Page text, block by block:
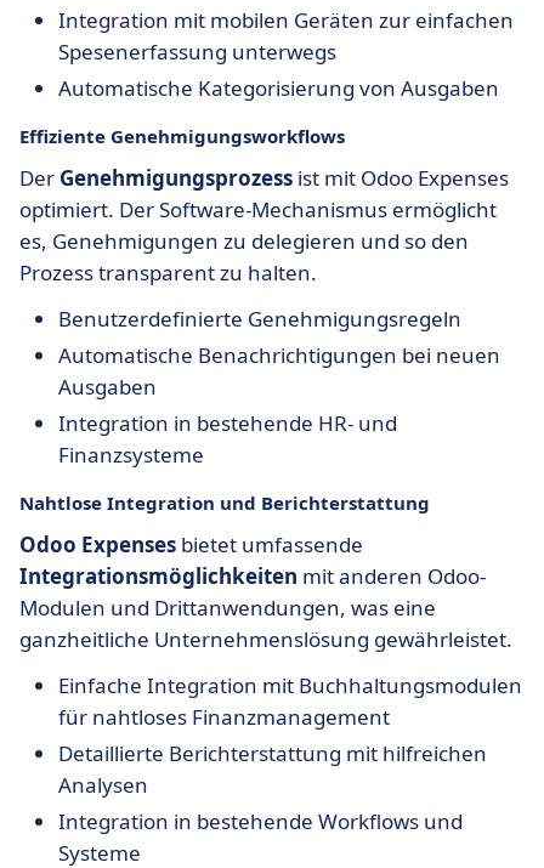
Integration mit mobilen Geräten zur einfachen
Spesenerfassung unterwegs
Automatische Kategorisierung von Ausgaben
Effiziente Genehmigungsworkflows
Der Genehmigungsprozess ist mit Odoo Expenses
optimiert. Der Software-Mechanismus ermöglicht
es, Genehmigungen zu delegieren und so den
Prozess transparent zu halten.
Benutzerdefinierte Genehmigungsregeln
Automatische Benachrichtigungen bei neuen
Ausgaben
Integration in bestehende HR- und
Finanzsysteme
Nahtlose Integration und Berichterstattung
Odoo Expenses bietet umfassende
Integrationsmöglichkeiten mit anderen Odoo-
Modulen und Drittanwendungen, was eine
ganzheitliche Unternehmenslösung gewährleistet.
Einfache Integration mit Buchhaltungsmodulen
für nahtloses Finanzmanagement
Detaillierte Berichterstattung mit hilfreichen
Analysen
Integration in bestehende Workflows und
Systeme